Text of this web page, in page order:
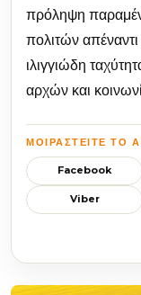
πρόληψη
πολιτών
ιλιγγιώδη
αρχών και
ΜΟΙΡΑΣΤΕΊΤΕ ΤΟ
Facebook
Viber